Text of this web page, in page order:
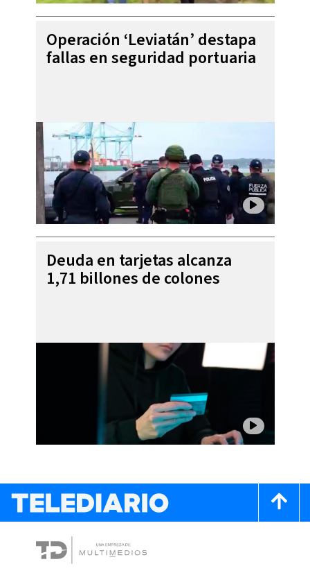
Operación ‘Leviatán’ destapa
fallas en seguridad portuaria
Deuda en tarjetas alcanza
1,71 billones de colones